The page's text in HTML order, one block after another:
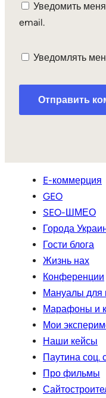
Уведомить
email.
Уведомлять
E-коммерция
GEO
SEO-ШМЕО
Города
Гости блога
Жизнь нах
Конференции
Мануалы для
Марафоны и
Мои
Наши кейсы
Паутина соц.
Про фильмы